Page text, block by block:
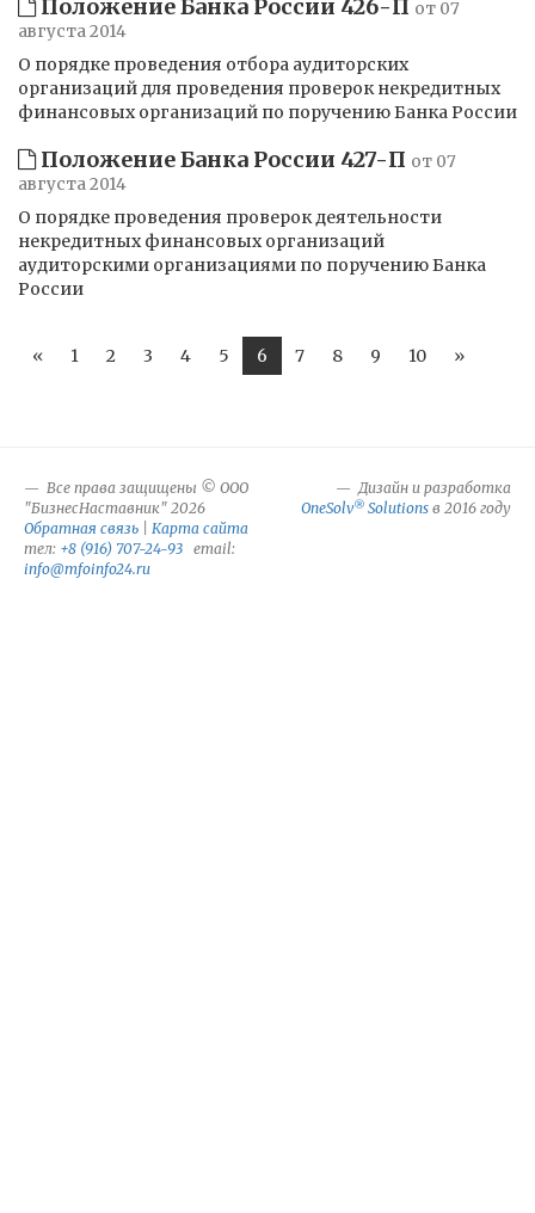
Положение Банка России 426-П от 07
августа 2014
О порядке проведения отбора аудиторских
организаций для проведения проверок некредитных
финансовых организаций по поручению Банка России
Положение Банка России 427-П от 07
августа 2014
О порядке проведения проверок деятельности
некредитных финансовых организаций
аудиторскими организациями по поручению Банка
России
« 1 2 3 4 5 6 7 8 9 10 »
Все права защищены © ООО
"БизнесНаставник" 2026
Обратная связь
Карта сайта
тел: +8 (916) 707-24-93 email:
info@mfoinfo24.ru
Дизайн и разработка
OneSolv® Solutions в 2016 году